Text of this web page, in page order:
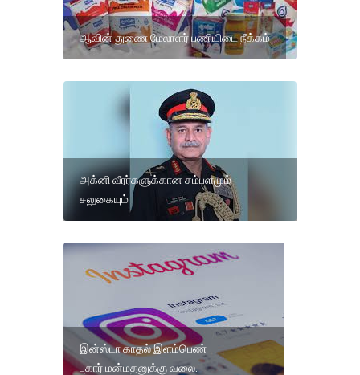
ஆவின் துணை மேலாளர் பணியிடை நீக்கம்
அக்னி வீரர்களுக்கான சம்பளமும்
சலுகையும்
இன்ஸ்டா காதல் இளம்பெண்
புகார்.மன்மதனுக்கு வலை.